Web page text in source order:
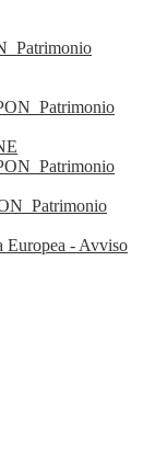
Europea - Avviso